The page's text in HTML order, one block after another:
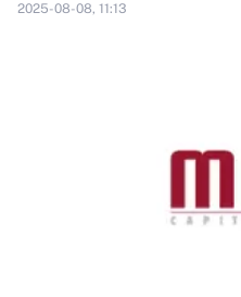
2025-08-08, 11:13